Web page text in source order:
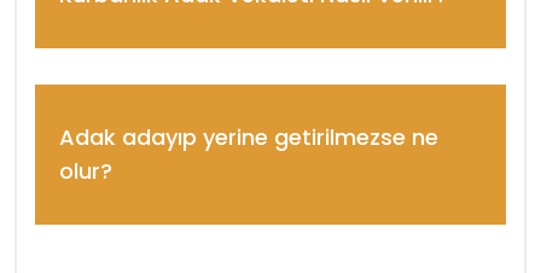
Adak adayıp yerine getirilmezse ne
olur?